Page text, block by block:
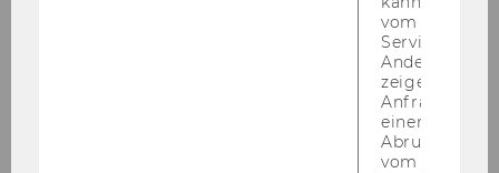
hohes Maß an schrift­li­cher und münd­li­cher
Aus­drucks­fä­hig­keit in Deutsch und Eng­lisch
Ge­wünsch­te Kennt­nis­se und Qua­li­fi­ka­tio­nen:
Er­fah­rung in den Be­rei­chen Qua­li­täts­ma­nage­
ment, Hoch­schul­for­schung und/oder Hoch­
vom AMP-
Service
Andere
zeigen Opt-
Anfrage im
einen Fehler
Abrufen
vom AMP